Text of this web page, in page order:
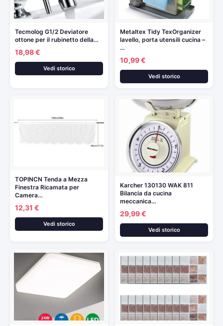
Tecmolog G1/2 Deviatore
ottone per il rubinetto della…
18,98 €
Vedi storico
Metaltex Tidy TexOrganizer
lavello, porta utensili cucina –
…
10,99 €
Vedi storico
TOPINCN Tenda a Mezza
Finestra Ricamata per
Camera…
12,31 €
Vedi storico
Karcher 130130 WAK 811
Bilancia da cucina
meccanica…
29,99 €
Vedi storico